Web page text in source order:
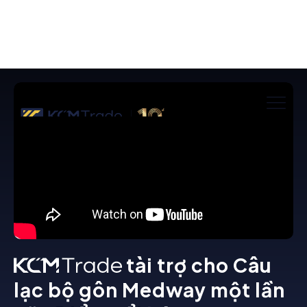
tài trợ cho Câu
lạc bộ gôn Medway một lần